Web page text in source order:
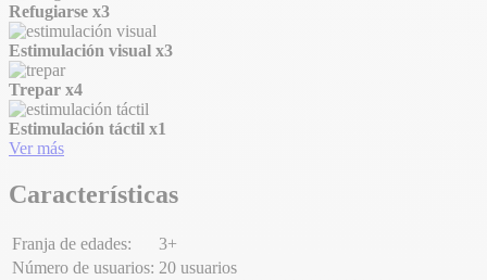
Refugiarse x3
Estimulación visual x3
Trepar x4
Estimulación táctil x1
Ver más
Características
Franja de edades:
3+
Número de usuarios: 20 usuarios